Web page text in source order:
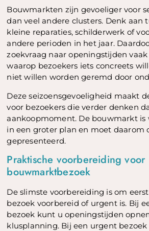
Bouwmarkten zijn gevoeliger voor
dan veel andere clusters. Denk aan
kleine reparaties, schilderwerk of
andere perioden in het jaar.
zoekvraag naar openingstijden
waarop bezoekers iets concreets
niet willen worden geremd door
Deze seizoensgevoeligheid maakt
voor bezoekers die verder denken
aankoopmoment. De bouwmarkt is
in een groter plan en moet daarom
gepresenteerd.
Praktische voorbereiding voor
bouwmarktbezoek
De slimste voorbereiding is om
bezoek voorbereid of urgent is. Bij
bezoek kunt u openingstijden
klusplanning. Bij een urgent